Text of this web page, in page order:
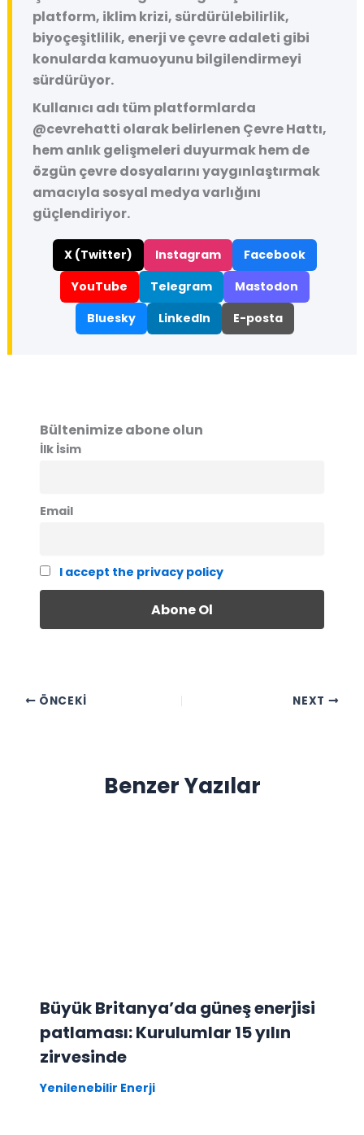
platform, iklim krizi, sürdürülebilirlik,
biyoçeşitlilik, enerji ve çevre adaleti gibi
konularda kamuoyunu bilgilendirmeyi
sürdürüyor.
Kullanıcı adı tüm platformlarda
@cevrehatti olarak belirlenen Çevre Hattı,
hem anlık gelişmeleri duyurmak hem de
özgün çevre dosyalarını yaygınlaştırmak
amacıyla sosyal medya varlığını
güçlendiriyor.
X (Twitter) Instagram
Facebook
YouTube
Telegram
Mastodon
Bluesky
LinkedIn E-posta
Bültenimize abone olun
İlk İsim
Email
I accept the privacy policy
ÖNCEKI NEXT
Benzer Yazılar
Büyük Britanya’da güneş enerjisi
patlaması: Kurulumlar 15 yılın
zirvesinde
Yenilenebilir Enerji